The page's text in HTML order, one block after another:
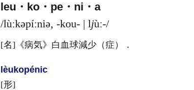
leu・ko・pe・ni・a
/lùːkəpíːniə, -kou- | ljùː-/
[名] 《病気》 白血球減少（症） ．
lèukopénic
[形]